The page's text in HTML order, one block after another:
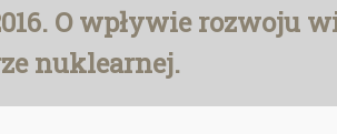
O wpływie
nuklearnej.